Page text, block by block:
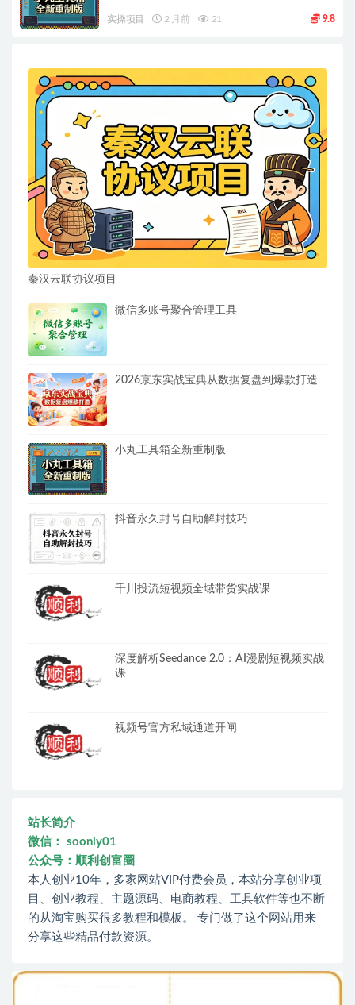
实操项目 2 月前 21 9.8
秦汉云联协议项目
微信多账号聚合管理工具
2026京东实战宝典从数据复盘到爆款打造
小丸工具箱全新重制版
抖音永久封号自助解封技巧
千川投流短视频全域带货实战课
深度解析Seedance 2.0：AI漫剧短视频实战
课
视频号官方私域通道开闸
站长简介
微信： soonly01
公众号：顺利创富圈
本人创业10年，多家网站VIP付费会员，本站分享创业项
目、创业教程、主题源码、电商教程、工具软件等也不断
的从淘宝购买很多教程和模板。 专门做了这个网站用来
分享这些精品付款资源。